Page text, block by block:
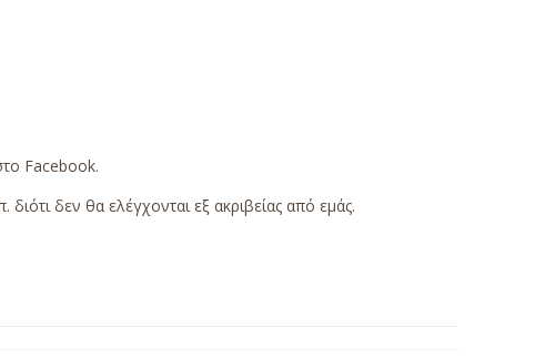
Facebook.
δεν θα ελέγχονται εξ ακριβείας από εμάς.